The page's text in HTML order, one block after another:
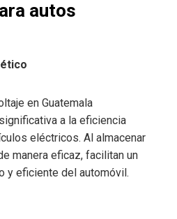
autos
en Guatemala
a la eficiencia
eléctricos. Al almacenar
manera eficaz, facilitan un
y eficiente del automóvil.